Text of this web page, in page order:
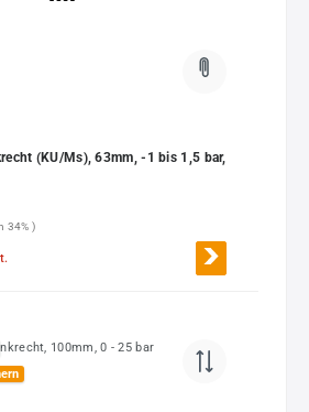
(KU/Ms), 63mm, -1 bis 1,5 bar,
34% )